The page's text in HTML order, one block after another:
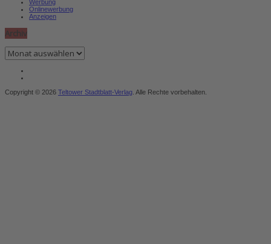
Werbung
Onlinewerbung
Anzeigen
Archiv
Archiv
Copyright © 2026 Teltower Stadtblatt-Verlag . Alle Rechte vorbehalten.